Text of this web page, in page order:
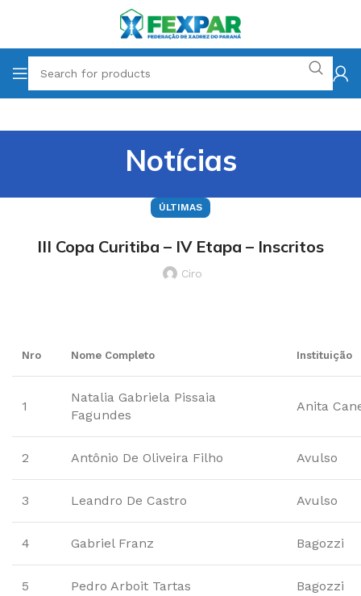
Notícias
ÚLTIMAS
III Copa Curitiba – IV Etapa – Inscritos
Ciro
Nro Nome Completo Instituição
1
Natalia Gabriela Pissaia
Fagundes
Anita
2 Antônio De Oliveira Filho Avulso
3 Leandro De Castro Avulso
4 Gabriel Franz Bagozzi
5 Pedro Arboit Tartas Bagozzi